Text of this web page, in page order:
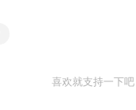
喜欢就支持一下吧